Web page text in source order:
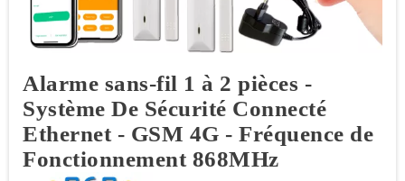
Alarme sans-fil 1 à 2 pièces -
Système De Sécurité Connecté
Ethernet - GSM 4G - Fréquence de
Fonctionnement 868MHz